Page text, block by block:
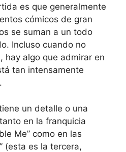
es que generalmente
cómicos de gran
se suman a un todo
Incluso cuando no
hay algo que admirar en
tan intensamente
un detalle o una
en la franquicia
Me” como en las
(esta es la tercera,